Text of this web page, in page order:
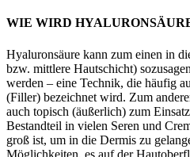
WIE WIRD
Hyaluronsäure kann zum einen in
bzw. mittlere Hautschicht)
werden – eine Technik, die häufig
(Filler) bezeichnet wird. Zum
auch topisch (äußerlich) zum
Bestandteil in vielen Seren und
groß ist, um in die Dermis zu
Möglichkeiten, es auf der